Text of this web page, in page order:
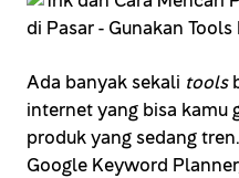
Ada banyak sekali tools
internet yang bisa kamu
produk yang sedang
Google Keyword